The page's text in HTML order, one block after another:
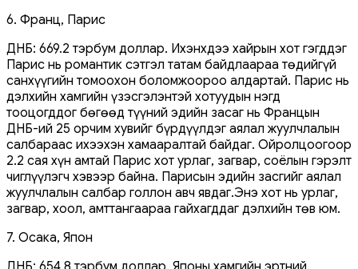
6. Франц, Парис
ДНБ: 669.2 тэрбум доллар. Ихэнхдээ хайрын хот гэгддэг
Парис нь романтик сэтгэл татам байдлаараа төдийгүй
санхүүгийн томоохон боломжоороо алдартай. Парис нь
дэлхийн хамгийн үзэсгэлэнтэй хотуудын нэгд
тооцогддог бөгөөд түүний эдийн засаг нь Францын
ДНБ-ий 25 орчим хувийг бүрдүүлдэг аялал жуулчлалын
салбараас ихээхэн хамааралтай байдаг. Ойролцоогоор
2.2 сая хүн амтай Парис хот урлаг, загвар, соёлын гэрэлт
чиглүүлэгч хэвээр байна. Парисын эдийн засгийг аялал
жуулчлалын салбар голлон авч явдаг.Энэ хот нь урлаг,
загвар, хоол, амттангаараа гайхагддаг дэлхийн төв юм.
7. Осака, Япон